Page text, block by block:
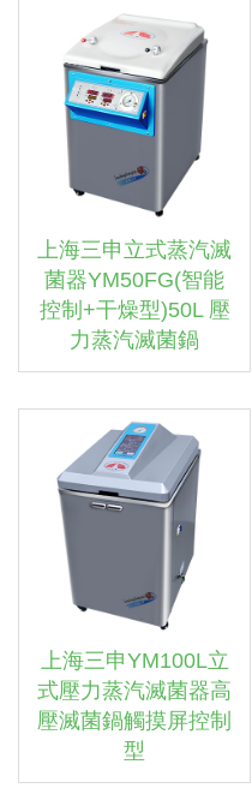
上海三申立式蒸汽滅
菌器YM50FG(智能
控制+干燥型)50L 壓
力蒸汽滅菌鍋
上海三申YM100L立
式壓力蒸汽滅菌器高
壓滅菌鍋觸摸屏控制
型